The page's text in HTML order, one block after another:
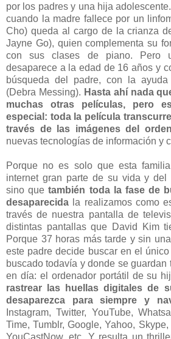
por los padres y una hija
cuando la madre fallece por un
Cho) queda al cargo de la crianza
Jayne Go), quien complementa su
con sus clases de piano. Pero
desaparece a la edad de 16 años y
búsqueda del padre, con la
(Debra Messing). Hasta ahí nada
muchas otras películas, pero
especial: toda la película
través de las imágenes del
nuevas tecnologías de información y
Porque no es solo que esta
internet gran parte de su vida y del
sino quetambién toda la fase de
desaparecida la realizamos como
través de nuestra pantalla de
distintas pantallas que David Kim
Porque 37 horas más tarde y sin
este padre decide buscar en el
buscado todavía y donde se guardan
en día: el ordenador portátil de su
rastrear las huellas digitales de
desaparezca para siempre y
Instagram, Twitter, YouTube,
Time, Tumblr, Google, Yahoo,
YouCastNow, etc. Y resulta un